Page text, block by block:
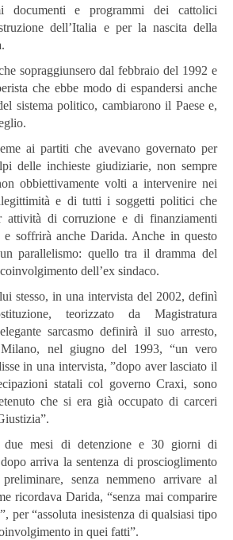
documenti e programmi dei cattolici
dell’Italia e per la nascita della
sopraggiunsero dal febbraio del 1992 e
che ebbe modo di espandersi anche
sistema politico, cambiarono il Paese e,
ai partiti che avevano governato per
delle inchieste giudiziarie, non sempre
obbiettivamente volti a intervenire nei
e di tutti i soggetti politici che
attività di corruzione e di finanziamenti
soffrirà anche Darida. Anche in questo
parallelismo: quello tra il dramma del
dell’ex sindaco.
stesso, in una intervista del 2002, definì
teorizzato da Magistratura
sarcasmo definirà il suo arresto,
nel giugno del 1993, “un vero
in una intervista, ”dopo aver lasciato il
statali col governo Craxi, sono
che si era già occupato di carceri
due mesi di detenzione e 30 giorni di
arriva la sentenza di proscioglimento
senza nemmeno arrivare al
ricordava Darida, “senza mai comparire
per “assoluta inesistenza di qualsiasi tipo
in quei fatti”.